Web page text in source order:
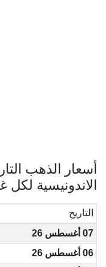
أسعار الذهب
الاندونيسية لكل
التاريخ
07 أغسطس 26
06 أغسطس 26